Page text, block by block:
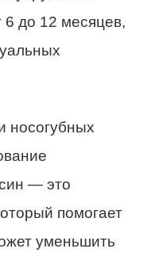
6 до 12 месяцев,
носогубных
— это
помогает
уменьшить